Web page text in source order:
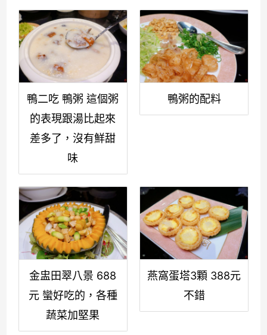
鴨二吃 鴨粥 這個粥
的表現跟湯比起來
差多了，沒有鮮甜
味
鴨粥的配料
金盅田翠八景 688
元 蠻好吃的，各種
蔬菜加堅果
燕窩蛋塔3顆 388元
不錯